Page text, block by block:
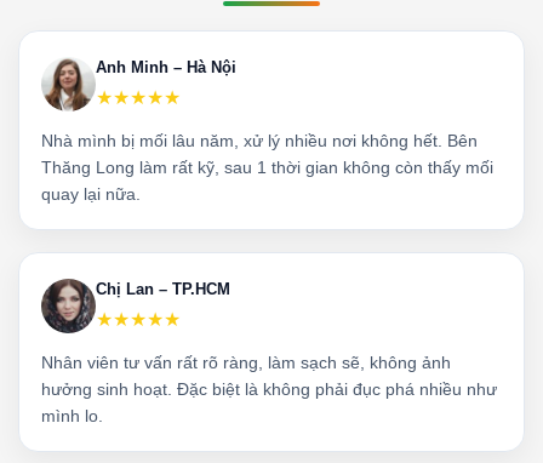
Anh Minh – Hà Nội
★★★★★
Nhà mình bị mối lâu năm, xử lý nhiều nơi không hết. Bên
Thăng Long làm rất kỹ, sau 1 thời gian không còn thấy mối
quay lại nữa.
Chị Lan – TP.HCM
★★★★★
Nhân viên tư vấn rất rõ ràng, làm sạch sẽ, không ảnh
hưởng sinh hoạt. Đặc biệt là không phải đục phá nhiều như
mình lo.